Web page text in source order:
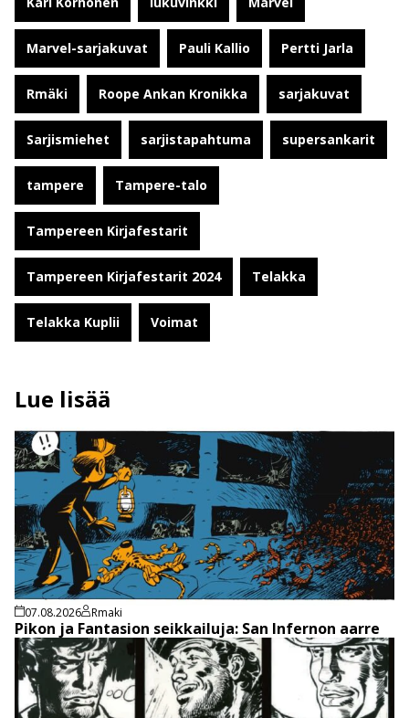
Marvel-sarjakuvat Pauli Kallio Pertti Jarla
Rmäki Roope Ankan Kronikka sarjakuvat
Sarjismiehet sarjistapahtuma supersankarit
tampere Tampere-talo
Tampereen Kirjafestarit
Tampereen Kirjafestarit 2024 Telakka
Telakka Kuplii Voimat
Lue lisää
07.08.2026 Rmaki
Pikon ja Fantasion seikkailuja: San Infernon aarre